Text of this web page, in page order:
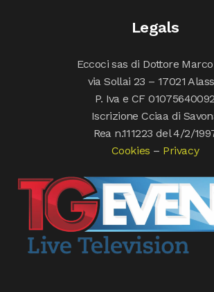
Legals
Eccoci sas di Dottore
via Sollai 23 – 17021
P. Iva e CF 01075640092
Iscrizione Cciaa di
Rea n.111223 del 4/2/
Cookies – Privacy